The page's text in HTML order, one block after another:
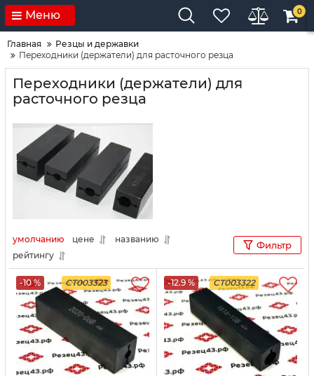
Меню 0
Главная
Резцы и державки
Переходники (держатели) для расточного резца
Переходники (держатели) для
расточного резца
умолчанию цене
названию
рейтингу
Фильтр
-10 % CT003323 -12.9 % CT003322